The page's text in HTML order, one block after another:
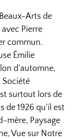
Arts de
avec Pierre
commun.
Émilie
d’automne,
Société
surtout lors de
de 1926 qu’il est
mère, Paysage
Vue sur Notre